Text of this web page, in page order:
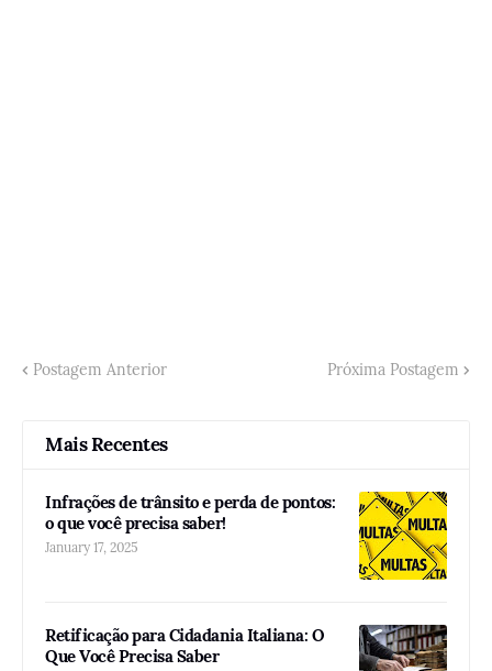
Postagem Anterior Próxima Postagem
Mais Recentes
Infrações de trânsito e perda de pontos:
o que você precisa saber!
January 17, 2025
Retificação para Cidadania Italiana: O
Que Você Precisa Saber